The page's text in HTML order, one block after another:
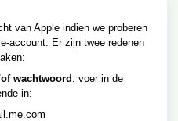
van Apple indien we proberen
account. Er zijn twee redenen
wachtwoord : voer in de
in: